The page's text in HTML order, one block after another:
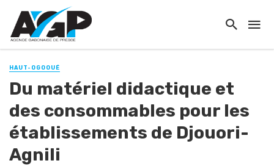
HAUT-OGOOUÉ
Du matériel didactique et
des consommables pour les
établissements de Djouori-
Agnili